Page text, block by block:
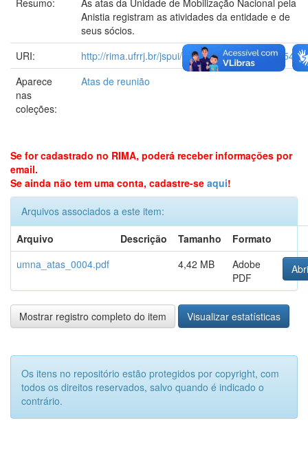
Anistia registram as atividades da entidade e de
seus sócios.
URI:
http://rima.ufrrj.br/jspui/handle/20.500.14407/25453
Aparece
nas
coleções:
Atas de reunião
Se for cadastrado no RIMA, poderá receber informações por
email.
Se ainda não tem uma conta, cadastre-se aqui!
Arquivos associados a este item:
Arquivo
Descrição Tamanho
Formato
umna_atas_0004.pdf
4,42 MB
Adobe
PDF
Mostrar registro completo do item Visualizar estatísticas
Os itens no repositório estão protegidos por copyright, com
todos os direitos reservados, salvo quando é indicado o
contrário.